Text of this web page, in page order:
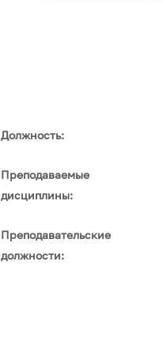
Должность:
Преподаваемые
дисциплины:
Преподавательские
должности: